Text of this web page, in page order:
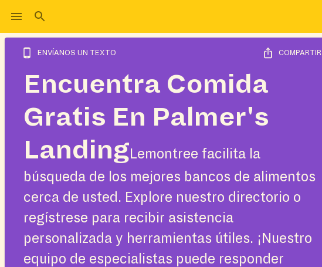
ENVÍANOS UN TEXTO COMPARTIR
Encuentra Comida
Gratis En Palmer's
Landing Lemontree facilita la
búsqueda de los mejores bancos de alimentos
cerca de usted. Explore nuestro directorio o
regístrese para recibir asistencia
personalizada y herramientas útiles. ¡Nuestro
equipo de especialistas puede responder